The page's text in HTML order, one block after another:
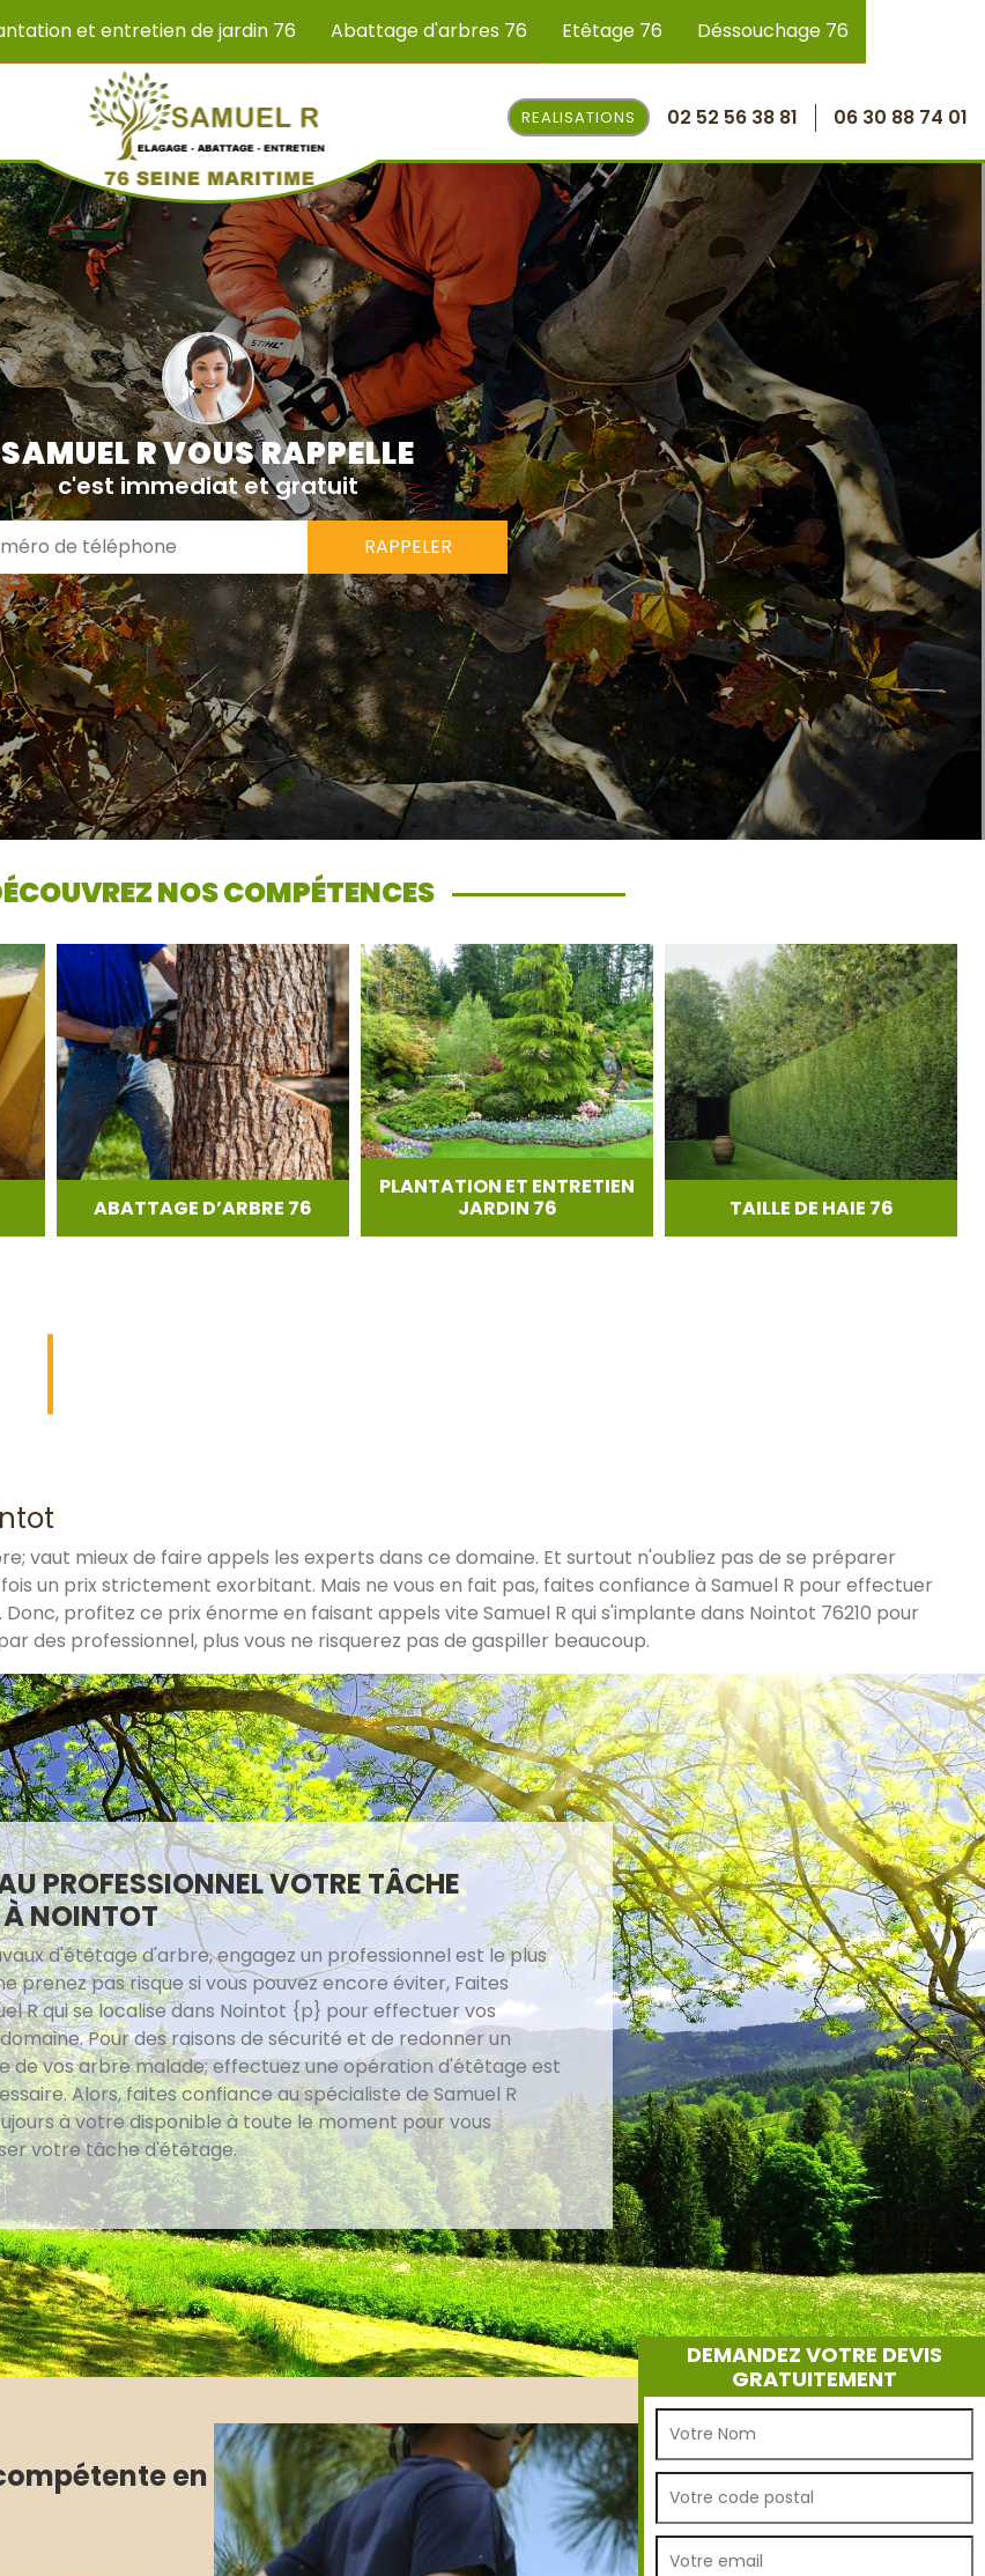
et entretien de jardin 76 Abattage d'arbres 76 Etêtage 76 Déssouchage 76
REALISATIONS 02 52 56 38 81 06 30 88 74 01
SAMUEL R VOUS RAPPELLE
c'est immediat et gratuit
NOS COMPÉTENCES
ABATTAGE D’ARBRE 76
PLANTATION ET ENTRETIEN
JARDIN 76
TAILLE DE HAIE 76
DEMANDEZ VOTRE DEVIS
GRATUITEMENT
vaut mieux de faire appels les experts dans ce domaine. Et surtout n'oubliez pas de se préparer
un prix strictement exorbitant. Mais ne vous en fait pas, faites confiance à Samuel R pour effectuer
profitez ce prix énorme en faisant appels vite Samuel R qui s'implante dans Nointot 76210 pour
des professionnel, plus vous ne risquerez pas de gaspiller beaucoup.
PROFESSIONNEL VOTRE TÂCHE
NOINTOT
d'étêtage d'arbre, engagez un professionnel est le plus
prenez pas risque si vous pouvez encore éviter, Faites
R qui se localise dans Nointot {p} pour effectuer vos
Pour des raisons de sécurité et de redonner un
de vos arbre malade; effectuez une opération d'étêtage est
Alors, faites confiance au spécialiste de Samuel R
à votre disponible à toute le moment pour vous
votre tâche d'étêtage.
en